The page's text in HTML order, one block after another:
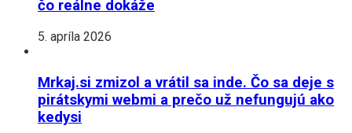
čo reálne dokáže
5. apríla 2026
Mrkaj.si zmizol a vrátil sa inde. Čo sa deje s
pirátskymi webmi a prečo už nefungujú ako
kedysi